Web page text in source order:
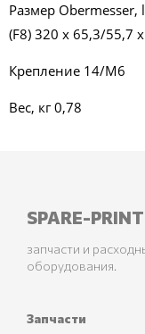
Размер Obermesser,
(F8) 320 x 65,3/55,7
Крепление 14/M6
Вес, кг 0,78
SPARE-PRINT
запчасти и
оборудования.
Запчасти